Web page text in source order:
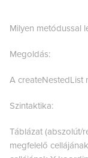
Milyen metódussal
Megoldás:
A createNestedList
Szintaktika:
Táblázat (abszolút/
megfelelő